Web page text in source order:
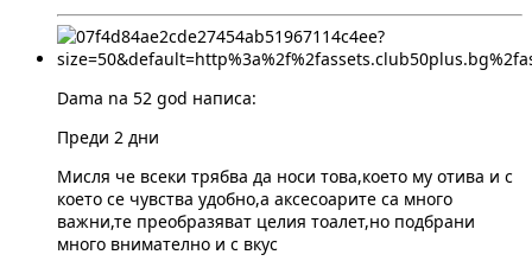
Dama na 52 god написа:
Преди 2 дни
Мисля че всеки трябва да носи това,което му отива и с
което се чувства удобно,а аксесоарите са много
важни,те преобразяват целия тоалет,но подбрани
много внимателно и с вкус